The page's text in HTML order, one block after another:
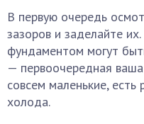
В первую очередь
зазоров и заделайте
фундаментом могут
— первоочередная
совсем маленькие,
холода.